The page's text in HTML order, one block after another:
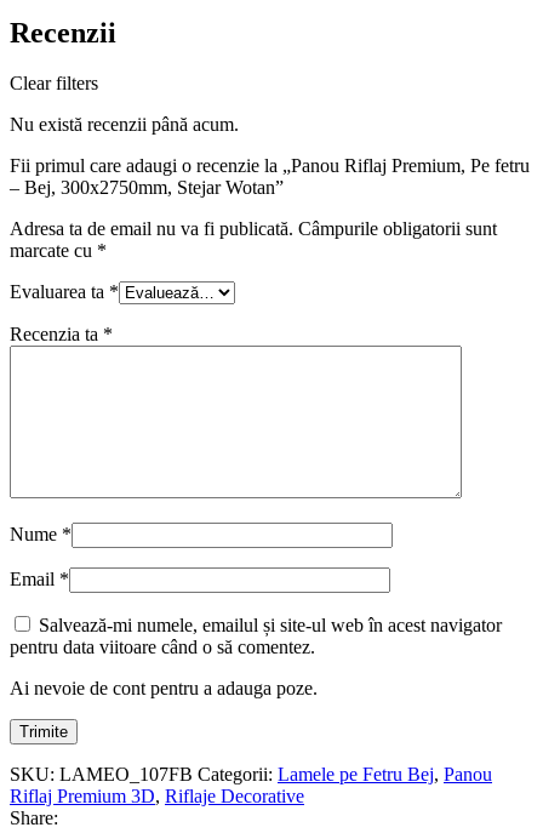
Recenzii
Clear filters
Nu există recenzii până acum.
Fii primul care adaugi o recenzie la „Panou Riflaj Premium, Pe fetru
– Bej, 300x2750mm, Stejar Wotan”
Adresa ta de email nu va fi publicată. Câmpurile obligatorii sunt
marcate cu *
Evaluarea ta *
Recenzia ta *
Nume *
Email *
Salvează-mi numele, emailul și site-ul web în acest navigator
pentru data viitoare când o să comentez.
Ai nevoie de cont pentru a adauga poze.
SKU: LAMEO_107FB Categorii: Lamele pe Fetru Bej, Panou
Riflaj Premium 3D, Riflaje Decorative
Share: